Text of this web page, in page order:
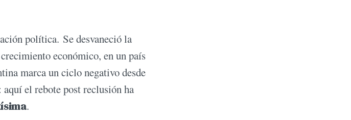
política. Se desvaneció la
económico, en un país
marca un ciclo negativo desde
el rebote post reclusión ha
.